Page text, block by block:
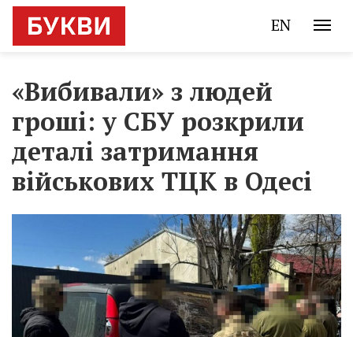
EN
«Вибивали» з людей
гроші: у СБУ розкрили
деталі затримання
військових ТЦК в Одесі